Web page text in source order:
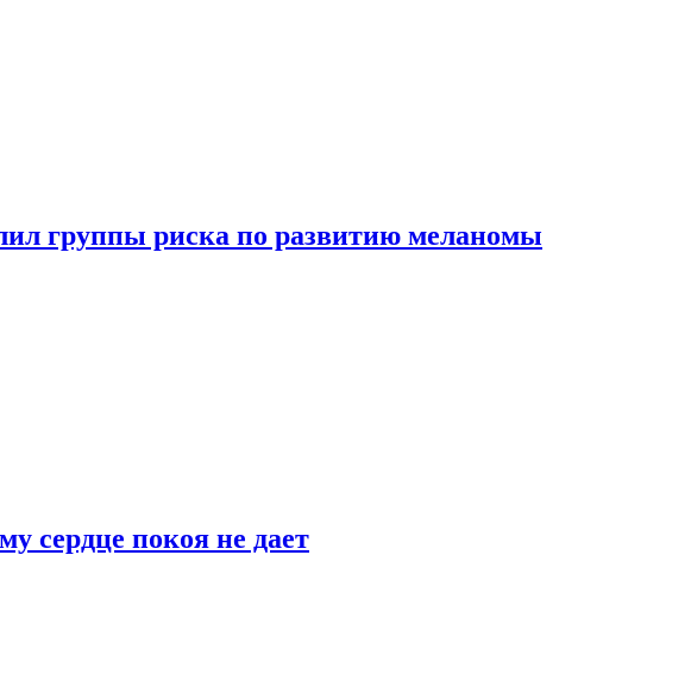
группы риска по развитию меланомы
сердце покоя не дает